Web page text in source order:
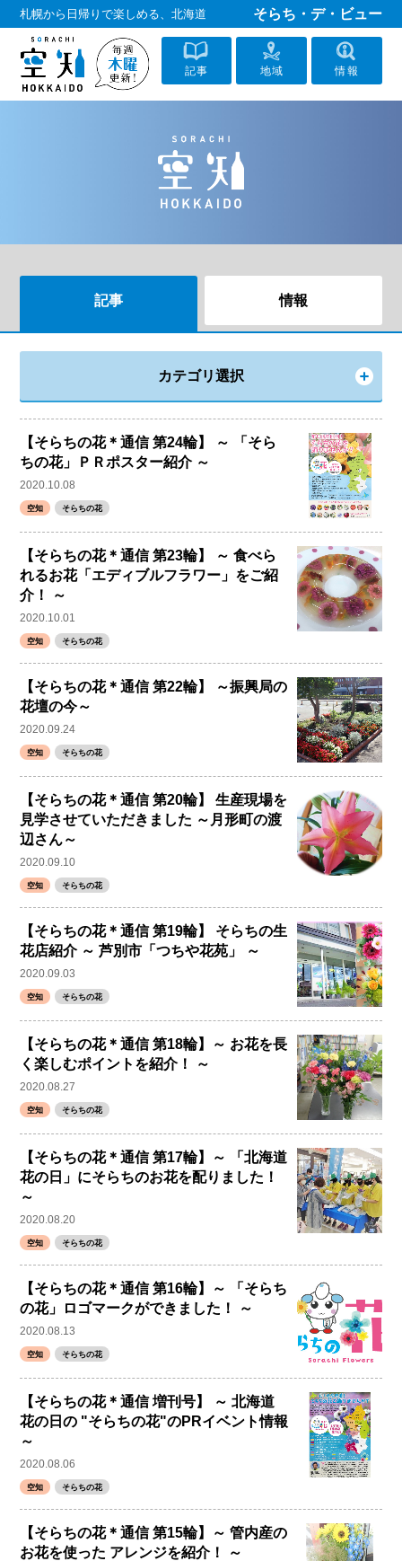
札幌から日帰りで楽しめる、北海道 そらち・デ・ビュー
記事 地域 情報
記事 情報
カテゴリ選択
【そらちの花＊通信 第24輪】 ～ 「そら
ちの花」ＰＲポスター紹介 ～
2020.10.08
空知 そらちの花
【そらちの花＊通信 第23輪】 ～ 食べら
れるお花「エディブルフラワー」をご紹
介！ ～
2020.10.01
空知 そらちの花
【そらちの花＊通信 第22輪】 ～振興局の
花壇の今～
2020.09.24
空知 そらちの花
【そらちの花＊通信 第20輪】 生産現場を
見学させていただきました ～月形町の渡
辺さん～
2020.09.10
空知 そらちの花
【そらちの花＊通信 第19輪】 そらちの生
花店紹介 ～ 芦別市「つちや花苑」 ～
2020.09.03
空知 そらちの花
【そらちの花＊通信 第18輪】～ お花を長
く楽しむポイントを紹介！ ～
2020.08.27
空知 そらちの花
【そらちの花＊通信 第17輪】～ 「北海道
花の日」にそらちのお花を配りました！
～
2020.08.20
空知 そらちの花
【そらちの花＊通信 第16輪】～ 「そらち
の花」ロゴマークができました！ ～
2020.08.13
空知 そらちの花
【そらちの花＊通信 増刊号】 ～ 北海道
花の日の "そらちの花"のPRイベント情報
～
2020.08.06
空知 そらちの花
【そらちの花＊通信 第15輪】～ 管内産の
お花を使った アレンジを紹介！ ～